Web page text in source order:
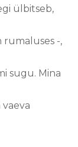
ülbitseb,
rumaluses -,
sugu. Mina